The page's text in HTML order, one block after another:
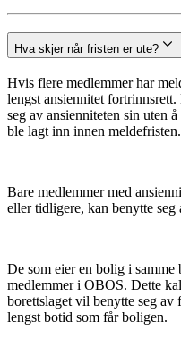
Hva skjer når fristen er ute?
Hvis flere medlemmer har
lengst ansiennitet
seg av ansienniteten sin uten
ble lagt inn innen meldefristen.
Bare medlemmer med
eller tidligere, kan benytte seg
De som eier en bolig i
medlemmer i OBOS. Dette
borettslaget vil benytte seg av
lengst botid som får boligen.